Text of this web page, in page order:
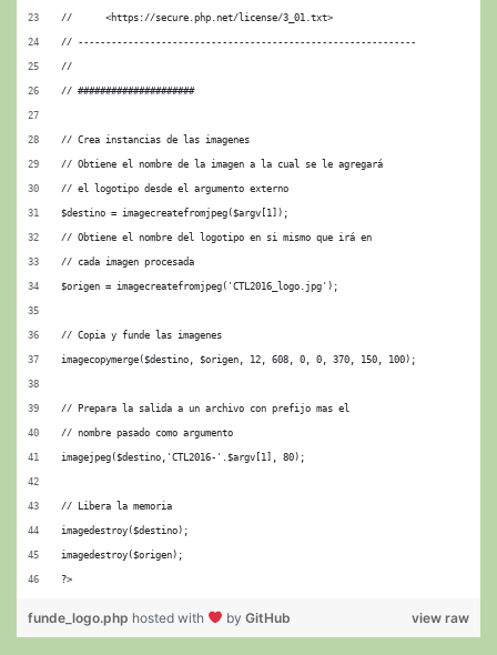
//      <https://secure.php.net/license/3_01.txt>
// -------------------------------------------------------------
//
// #####################
// Crea instancias de las imagenes
// Obtiene el nombre de la imagen a la cual se le agregará
// el logotipo desde el argumento externo
$destino = imagecreatefromjpeg($argv[1]);
// Obtiene el nombre del logotipo en si mismo que irá en
// cada imagen procesada
$origen = imagecreatefromjpeg('CTL2016_logo.jpg');
// Copia y funde las imagenes
imagecopymerge($destino, $origen, 12, 608, 0, 0, 370, 150, 100);
// Prepara la salida a un archivo con prefijo mas el
// nombre pasado como argumento
imagejpeg($destino,'CTL2016-'.$argv[1], 80);
// Libera la memoria
imagedestroy($destino);
imagedestroy($origen);
?>
view raw
funde_logo.php hosted with by GitHub